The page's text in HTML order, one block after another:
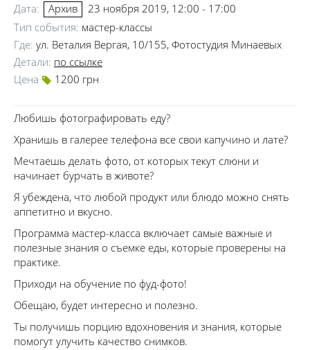
Дата:
Архив
23 ноября 2019, 12:00 - 17:00
Тип события: мастер-классы
Где: ул. Веталия Вергая, 10/155, Фотостудия Минаевых
Детали: по ссылке
Цена
1200 грн
Любишь фотографировать еду?
Хранишь в галерее телефона все свои капучино и лате?
Мечтаешь делать фото, от которых текут слюни и
начинает бурчать в животе?
Я убеждена, что любой продукт или блюдо можно снять
аппетитно и вкусно.
Программа мастер-класса включает самые важные и
полезные знания о съемке еды, которые проверены на
практике.
Приходи на обучение по фуд-фото!
Обещаю, будет интересно и полезно.
Ты получишь порцию вдохновения и знания, которые
помогут улучить качество снимков.